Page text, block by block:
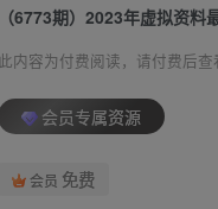
此内容为付费阅读，请付费后查
会员专属资源
会员 免费